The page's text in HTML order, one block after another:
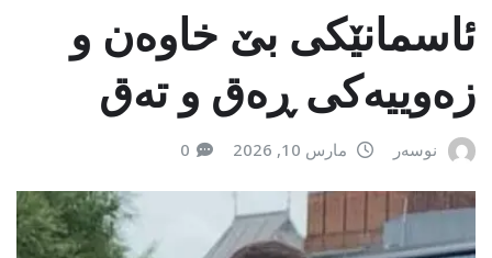
ئاسمانێکی بێ خاوەن و
زەوییەکی ڕەق و تەق
نوسەر مارس 10, 2026 0